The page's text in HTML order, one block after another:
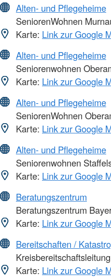
Alten- und Pflegeheime
SeniorenWohnen
Karte: Link zur Google
Alten- und Pflegeheime
Seniorenwohnen
Karte: Link zur Google
Alten- und Pflegeheime
SeniorenWohnen
Karte: Link zur Google
Alten- und Pflegeheime
Seniorenwohnen
Karte: Link zur Google
Beratungszentrum
Beratungszentrum
Karte: Link zur Google
Bereitschaften /
Kreisbereitschaftsleitung
Karte: Link zur Google